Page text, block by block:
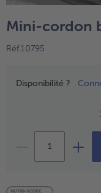
Mini-cordon
Réf.10795
Prix
Disponibilité ?